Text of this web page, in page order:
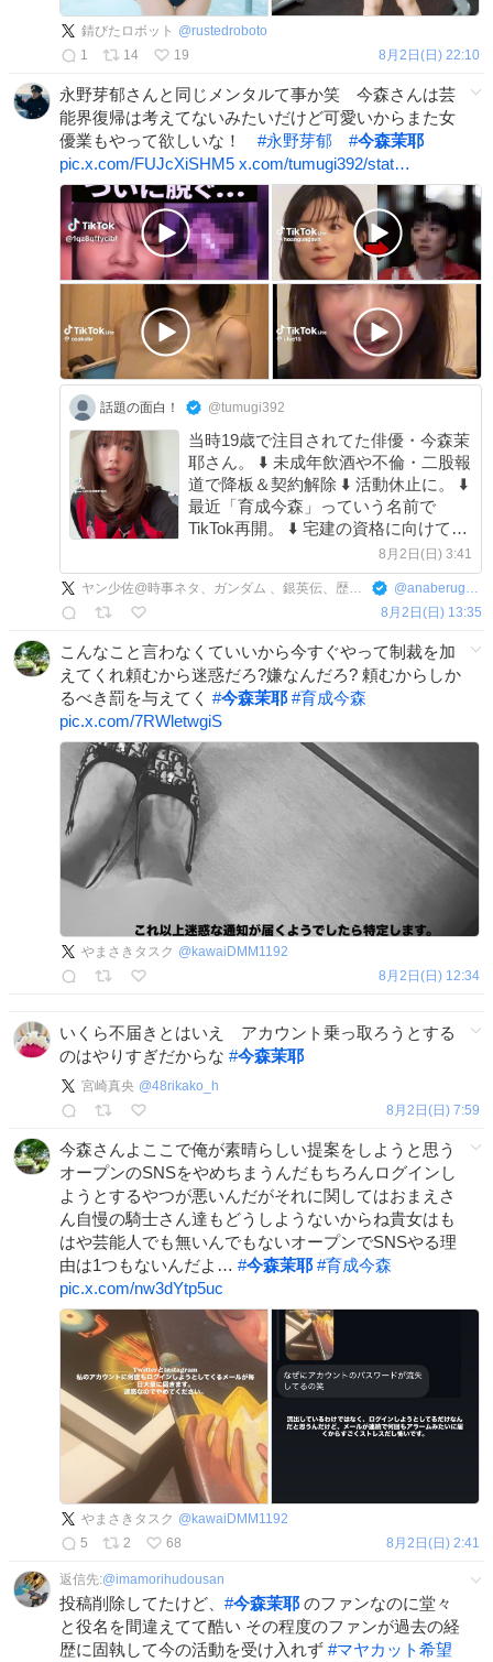
錆びたロボット @rustedroboto
1
14 19 8月2日(日) 22:10
永野芽郁さんと同じメンタルて事か笑 今森さんは芸
能界復帰は考えてないみたいだけど可愛いからまた女
優業もやって欲しいな！ #永野芽郁 #今森茉耶
pic.x.com/FUJcXiSHM5 x.com/tumugi392/stat…
話題の面白！ @tumugi392
当時19歳で注目されてた俳優・今森茉
耶さん。 ⬇️ 未成年飲酒や不倫・二股報
道で降板＆契約解除 ⬇️ 活動休止に。 ⬇️
最近「育成今森」っていう名前で
TikTok再開。 ⬇️ 宅建の資格に向けて勉
タル強いよな？
8月2日(日) 3:41
ヤン少佐@時事ネタ、ガンダム 、銀英伝、歴史が好きな人 @anaberugatotaii
8月2日(日) 13:35
こんなこと言わなくていいから今すぐやって制裁を加
えてくれ頼むから迷惑だろ?嫌なんだろ? 頼むからしか
るべき罰を与えてく #今森茉耶 #育成今森
pic.x.com/7RWletwgiS
やまさきタスク @ kawaiDMM1192
8月2日(日) 12:34
いくら不届きとはいえ アカウント乗っ取ろうとする
のはやりすぎだからな #今森茉耶
宮崎真央 @48rikako_h
8月2日(日) 7:59
今森さんよここで俺が素晴らしい提案をしようと思う
オープンのSNSをやめちまうんだもちろんログインし
ようとするやつが悪いんだがそれに関してはおまえさ
ん自慢の騎士さん達もどうしようないからね貴女はも
はや芸能人でも無いんでもないオープンでSNSやる理
由は1つもないんだよ… #今森茉耶 #育成今森
pic.x.com/nw3dYtp5uc
やまさきタスク @ kawaiDMM1192
5
2 68 8月2日(日) 2:41
返信先:@imamorihudousan
投稿削除してたけど、 #今森茉耶 のファンなのに堂々
と役名を間違えてて酷い その程度のファンが過去の経
歴に固執して今の活動を受け入れず #マヤカット希望